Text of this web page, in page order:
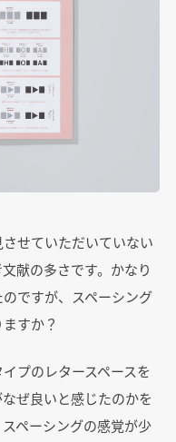
せていただいていない
献の多さです。かなり
ですが、スペーシング
すか？
プのレタースペースを
ぜ良いと感じたのかを
ペーシングの感覚が少